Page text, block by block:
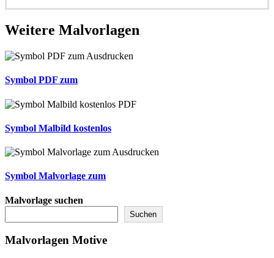
Weitere Malvorlagen
Symbol PDF zum
Symbol Malbild kostenlos
Symbol Malvorlage zum
Malvorlage suchen
Suchen
Malvorlagen Motive